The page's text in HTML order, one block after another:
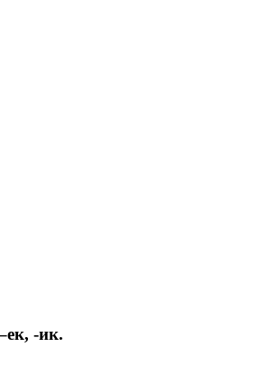
-ик.